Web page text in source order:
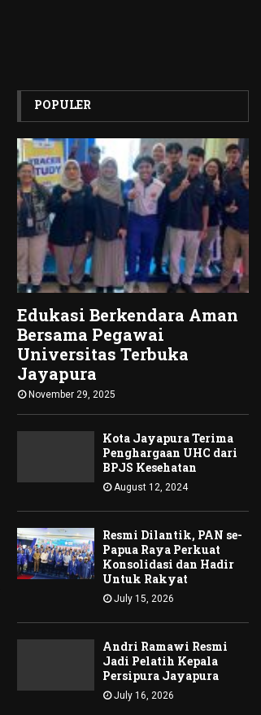
POPULER
Edukasi Berkendara Aman
Bersama Pegawai
Universitas Terbuka
Jayapura
November 29, 2025
Kota Jayapura Terima
Penghargaan UHC dari
BPJS Kesehatan
August 12, 2024
Resmi Dilantik, PAN se-
Papua Raya Perkuat
Konsolidasi dan Hadir
Untuk Rakyat
July 15, 2026
Andri Ramawi Resmi
Jadi Pelatih Kepala
Persipura Jayapura
July 16, 2026